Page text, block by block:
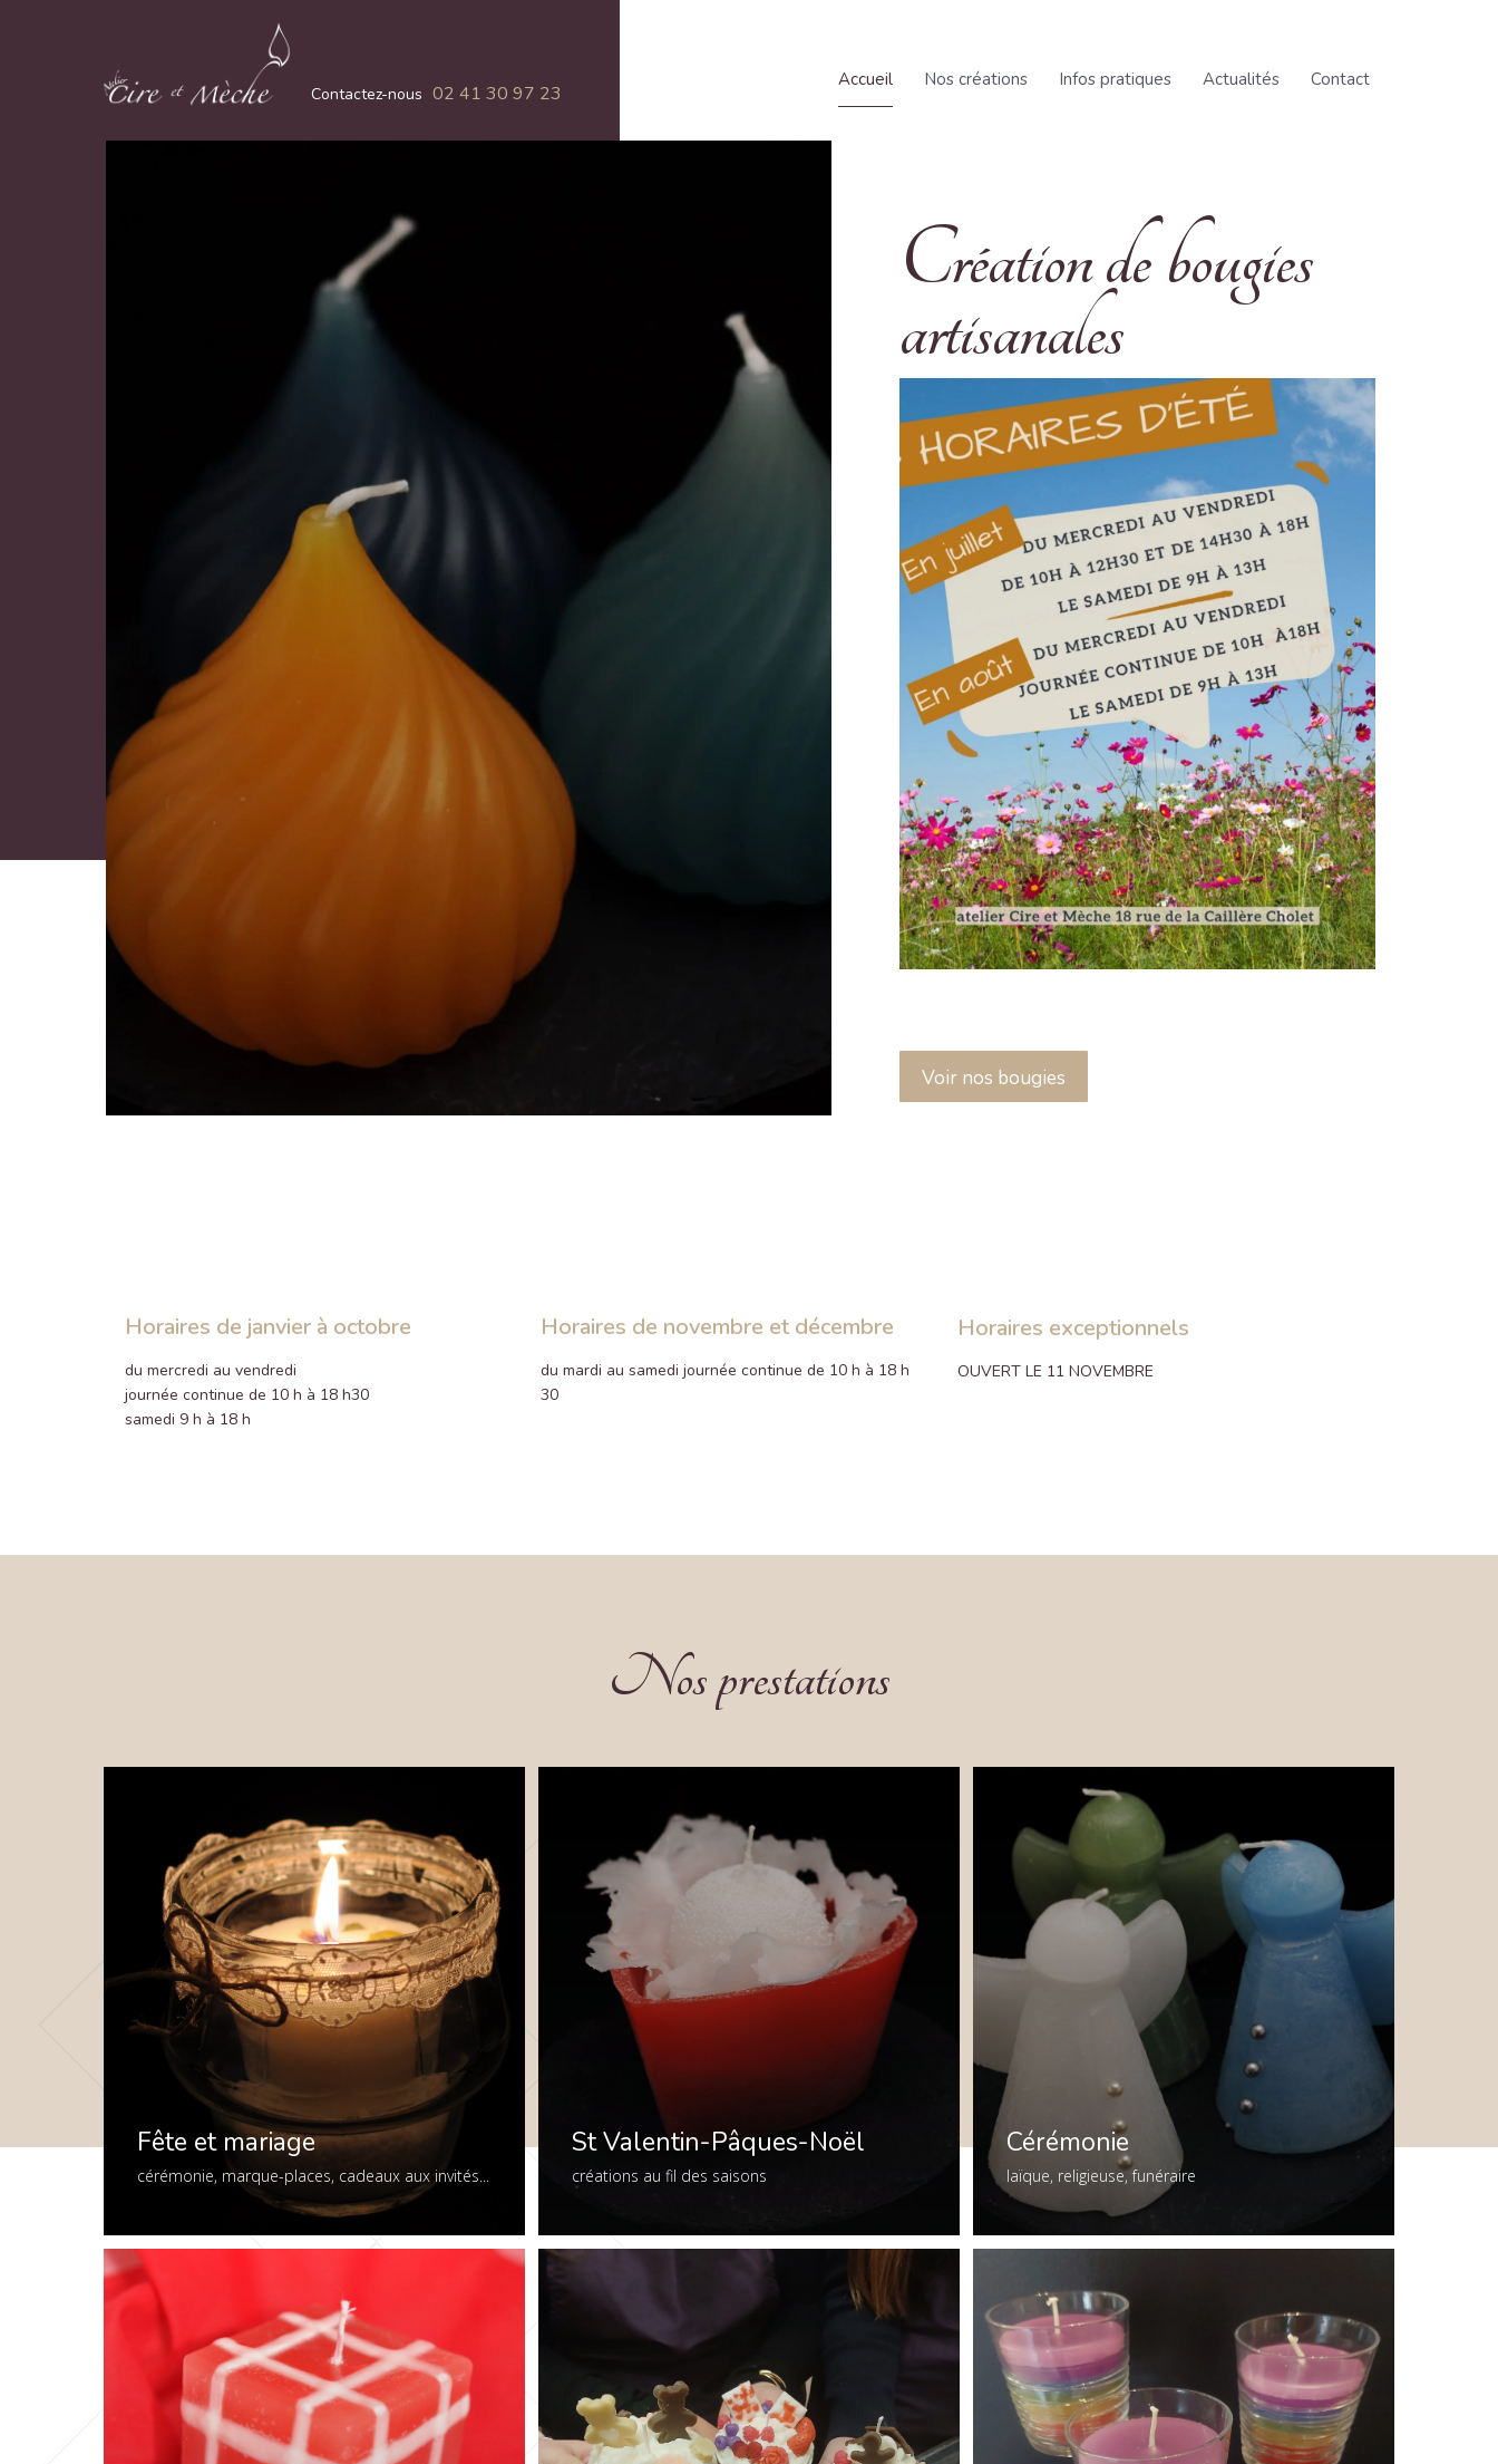
Contactez-nous 02 41 30 97 23
Accueil Nos créations Infos pratiques Actualités Contact
Création de bougies
artisanales
Voir nos bougies
Horaires de janvier à octobre
du mercredi au vendredi
journée continue de 10 h à 18 h30
samedi 9 h à 18 h
Horaires de novembre et décembre
du mardi au samedi journée continue de 10 h à 18 h
30
Horaires exceptionnels
OUVERT LE 11 NOVEMBRE
Nos prestations
Fête et mariage
cérémonie, marque-places, cadeaux aux invités...
St Valentin-Pâques-Noël
créations au fil des saisons
Cérémonie
laïque, religieuse, funéraire